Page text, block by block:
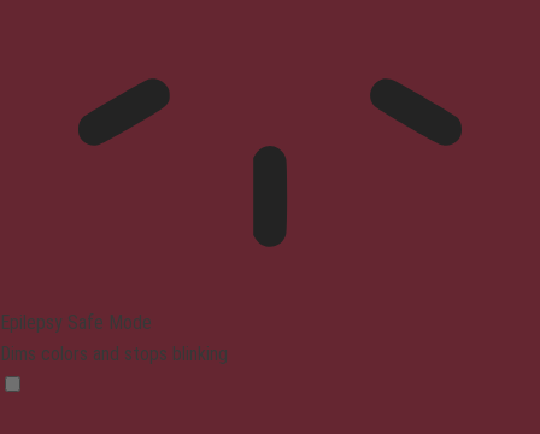
Epilepsy Safe Mode
Dims colors and stops blinking